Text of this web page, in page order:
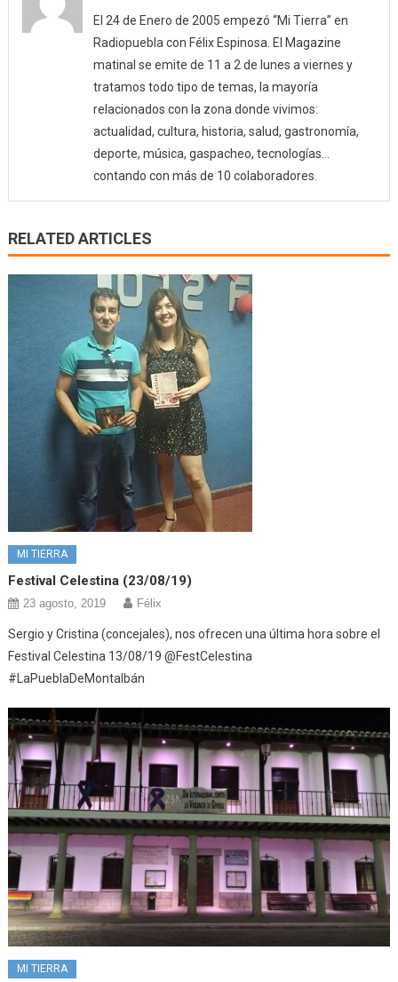
El 24 de Enero de 2005 empezó “Mi Tierra” en
Radiopuebla con Félix Espinosa. El Magazine
matinal se emite de 11 a 2 de lunes a viernes y
tratamos todo tipo de temas, la mayoría
relacionados con la zona donde vivimos:
actualidad, cultura, historia, salud, gastronomía,
deporte, música, gaspacheo, tecnologías…
contando con más de 10 colaboradores.
RELATED ARTICLES
MI TIERRA
Festival Celestina (23/08/19)
23 agosto, 2019 Félix
Sergio y Cristina (concejales), nos ofrecen una última hora sobre el
Festival Celestina 13/08/19 @FestCelestina
#LaPueblaDeMontalbán
MI TIERRA